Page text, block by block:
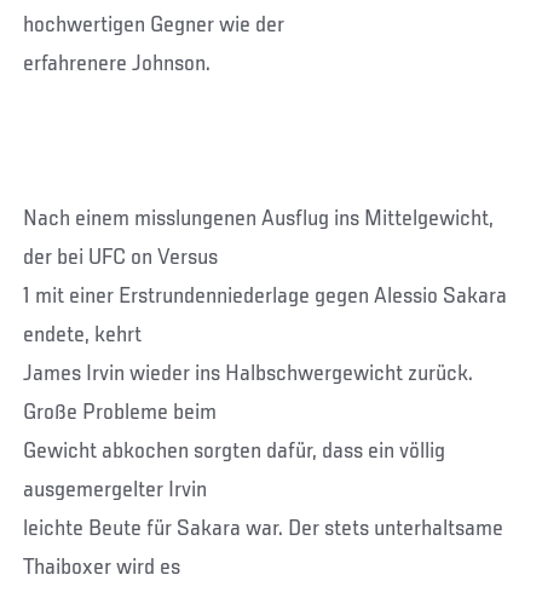
hochwertigen Gegner wie der
erfahrenere Johnson.
Nach einem misslungenen Ausflug ins Mittelgewicht,
der bei UFC on Versus
1 mit einer Erstrundenniederlage gegen Alessio Sakara
endete, kehrt
James Irvin wieder ins Halbschwergewicht zurück.
Große Probleme beim
Gewicht abkochen sorgten dafür, dass ein völlig
ausgemergelter Irvin
leichte Beute für Sakara war. Der stets unterhaltsame
Thaiboxer wird es